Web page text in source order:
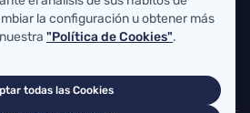
S/N 39011 Santander, Cantabria
la configuración u obtener más
"Política de Cookies".
todas las Cookies